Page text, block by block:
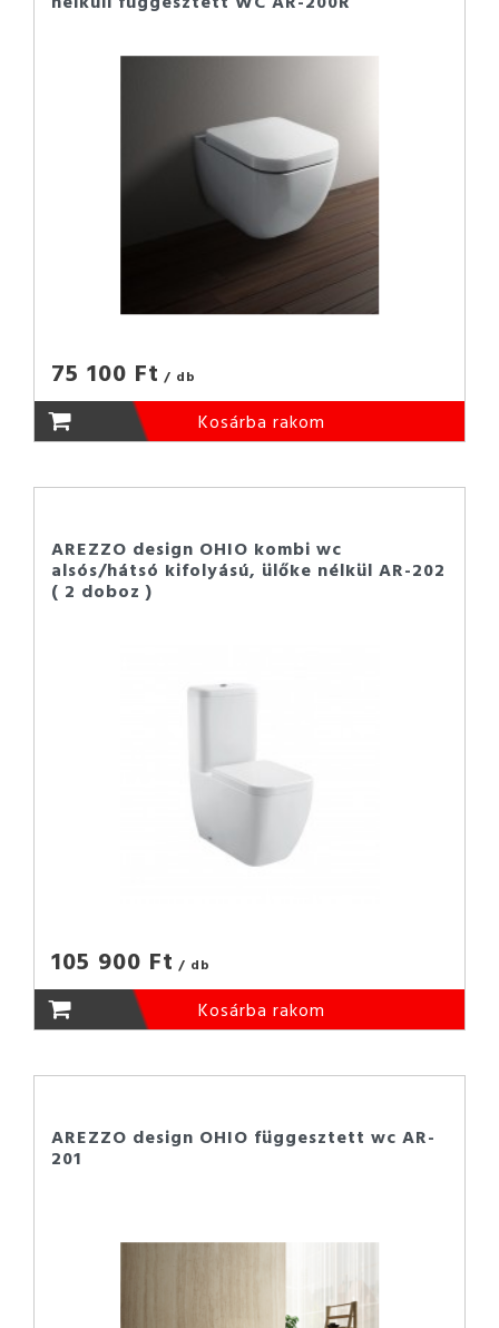
75 100 Ft / db
Kosárba rakom
AREZZO design OHIO kombi wc
alsós/hátsó kifolyású, ülőke nélkül AR-202
( 2 doboz )
105 900 Ft / db
Kosárba rakom
AREZZO design OHIO függesztett wc AR-
201